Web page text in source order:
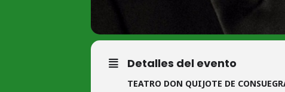
Detalles del evento
TEATRO DON QUIJOTE DE